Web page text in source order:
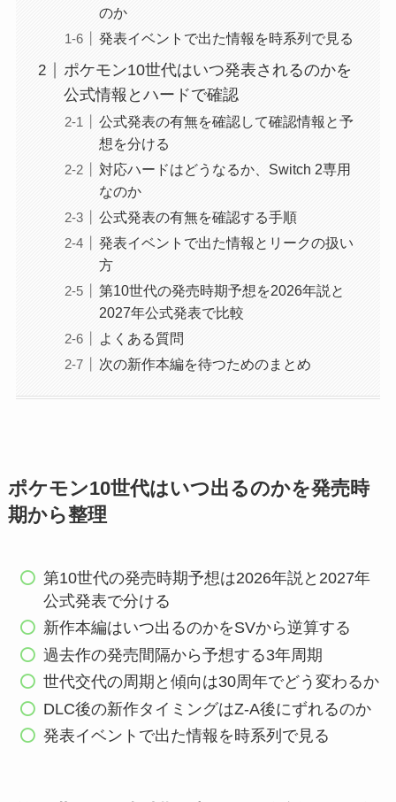
のか
発表イベントで出た情報を時系列で見る
ポケモン10世代はいつ発表されるのかを
公式情報とハードで確認
公式発表の有無を確認して確認情報と予
想を分ける
対応ハードはどうなるか、Switch 2専用
なのか
公式発表の有無を確認する手順
発表イベントで出た情報とリークの扱い
方
第10世代の発売時期予想を2026年説と
2027年公式発表で比較
よくある質問
次の新作本編を待つためのまとめ
ポケモン10世代はいつ出るのかを発売時
期から整理
第10世代の発売時期予想は2026年説と2027年
公式発表で分ける
新作本編はいつ出るのかをSVから逆算する
過去作の発売間隔から予想する3年周期
世代交代の周期と傾向は30周年でどう変わるか
DLC後の新作タイミングはZ-A後にずれるのか
発表イベントで出た情報を時系列で見る